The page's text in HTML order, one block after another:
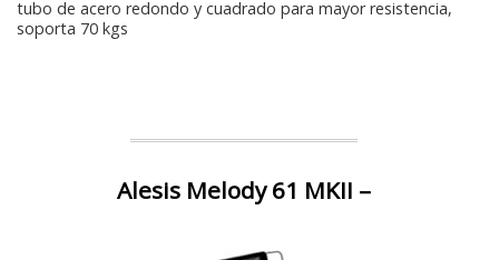
tubo de acero redondo y cuadrado para mayor resistencia,
soporta 70 kgs
Alesis Melody 61 MKII –